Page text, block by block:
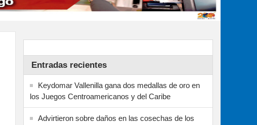
Entradas recientes
Keydomar Vallenilla gana dos medallas de oro en
los Juegos Centroamericanos y del Caribe
Advirtieron sobre daños en las cosechas de los